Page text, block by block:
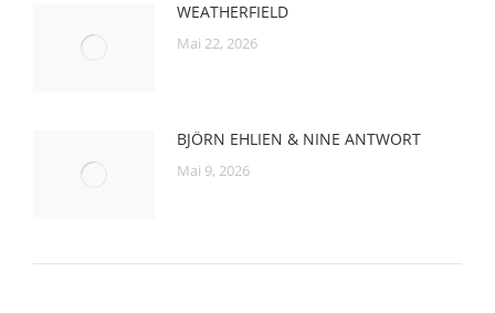
WEATHERFIELD
Mai 22, 2026
BJÖRN EHLIEN & NINE ANTWORT
Mai 9, 2026